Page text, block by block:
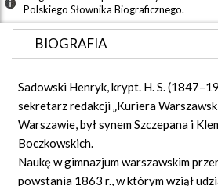
Polskiego Słownika Biograficznego.
BIOGRAFIA
GRAF POWIĄZAŃ
DYSKUSJA
Mapa
Sadowski Henryk, krypt. H. S.
sekretarz redakcji „Kuriera
Warszawie, był synem Szczepana i
Boczkowskich.
Naukę w gimnazjum warszawskim
powstania 1863 r., w którym wziął